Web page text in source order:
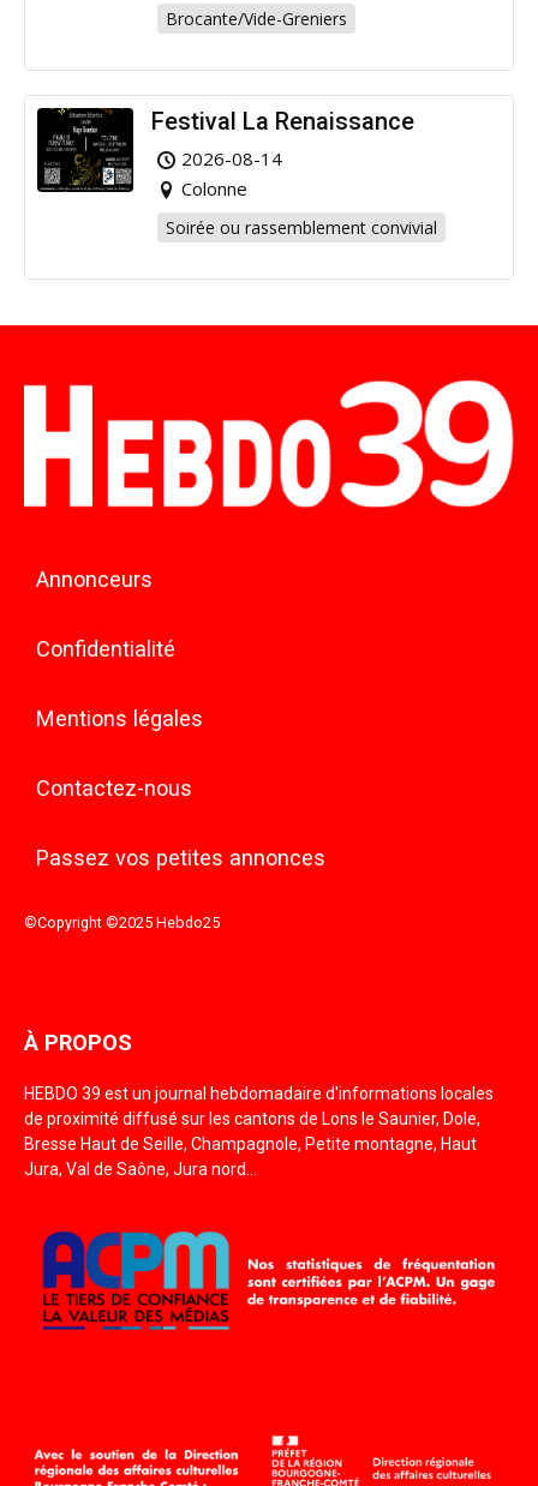
Brocante/Vide-Greniers
Festival La Renaissance
2026-08-14
Colonne
Soirée ou rassemblement convivial